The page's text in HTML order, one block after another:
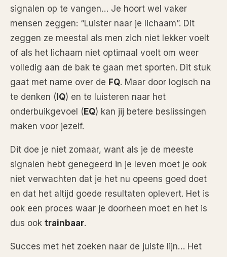
signalen op te vangen… Je hoort wel vaker
mensen zeggen: “Luister naar je lichaam”. Dit
zeggen ze meestal als men zich niet lekker voelt
of als het lichaam niet optimaal voelt om weer
volledig aan de bak te gaan met sporten. Dit stuk
gaat met name over de FQ. Maar door logisch na
te denken ( IQ) en te luisteren naar het
onderbuikgevoel ( EQ) kan jij betere beslissingen
maken voor jezelf.
Dit doe je niet zomaar, want als je de meeste
signalen hebt genegeerd in je leven moet je ook
niet verwachten dat je het nu opeens goed doet
en dat het altijd goede resultaten oplevert. Het is
ook een proces waar je doorheen moet en het is
dus ook trainbaar.
Succes met het zoeken naar de juiste lijn… Het